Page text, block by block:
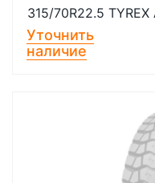
315/70R22.5 TYREX
Уточнить
наличие